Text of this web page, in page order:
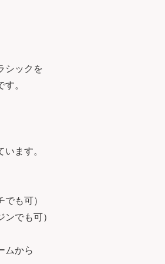
シックを
。
ます。
も可）
でも可）
ムから